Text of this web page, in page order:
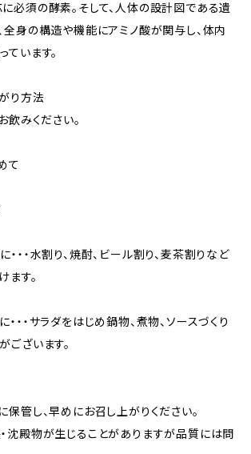
必須の酵素。そして、人体の設計図である遺
全身の構造や機能にアミノ酸が関与し、体内
います。
り方法
みください。
て
・・水割り、焼酎、ビール割り、麦茶割りなど
ます。
・・サラダをはじめ鍋物、煮物、ソースづくり
ございます。
保管し、早めにお召し上がりください。
沈殿物が生じることがありますが品質には問